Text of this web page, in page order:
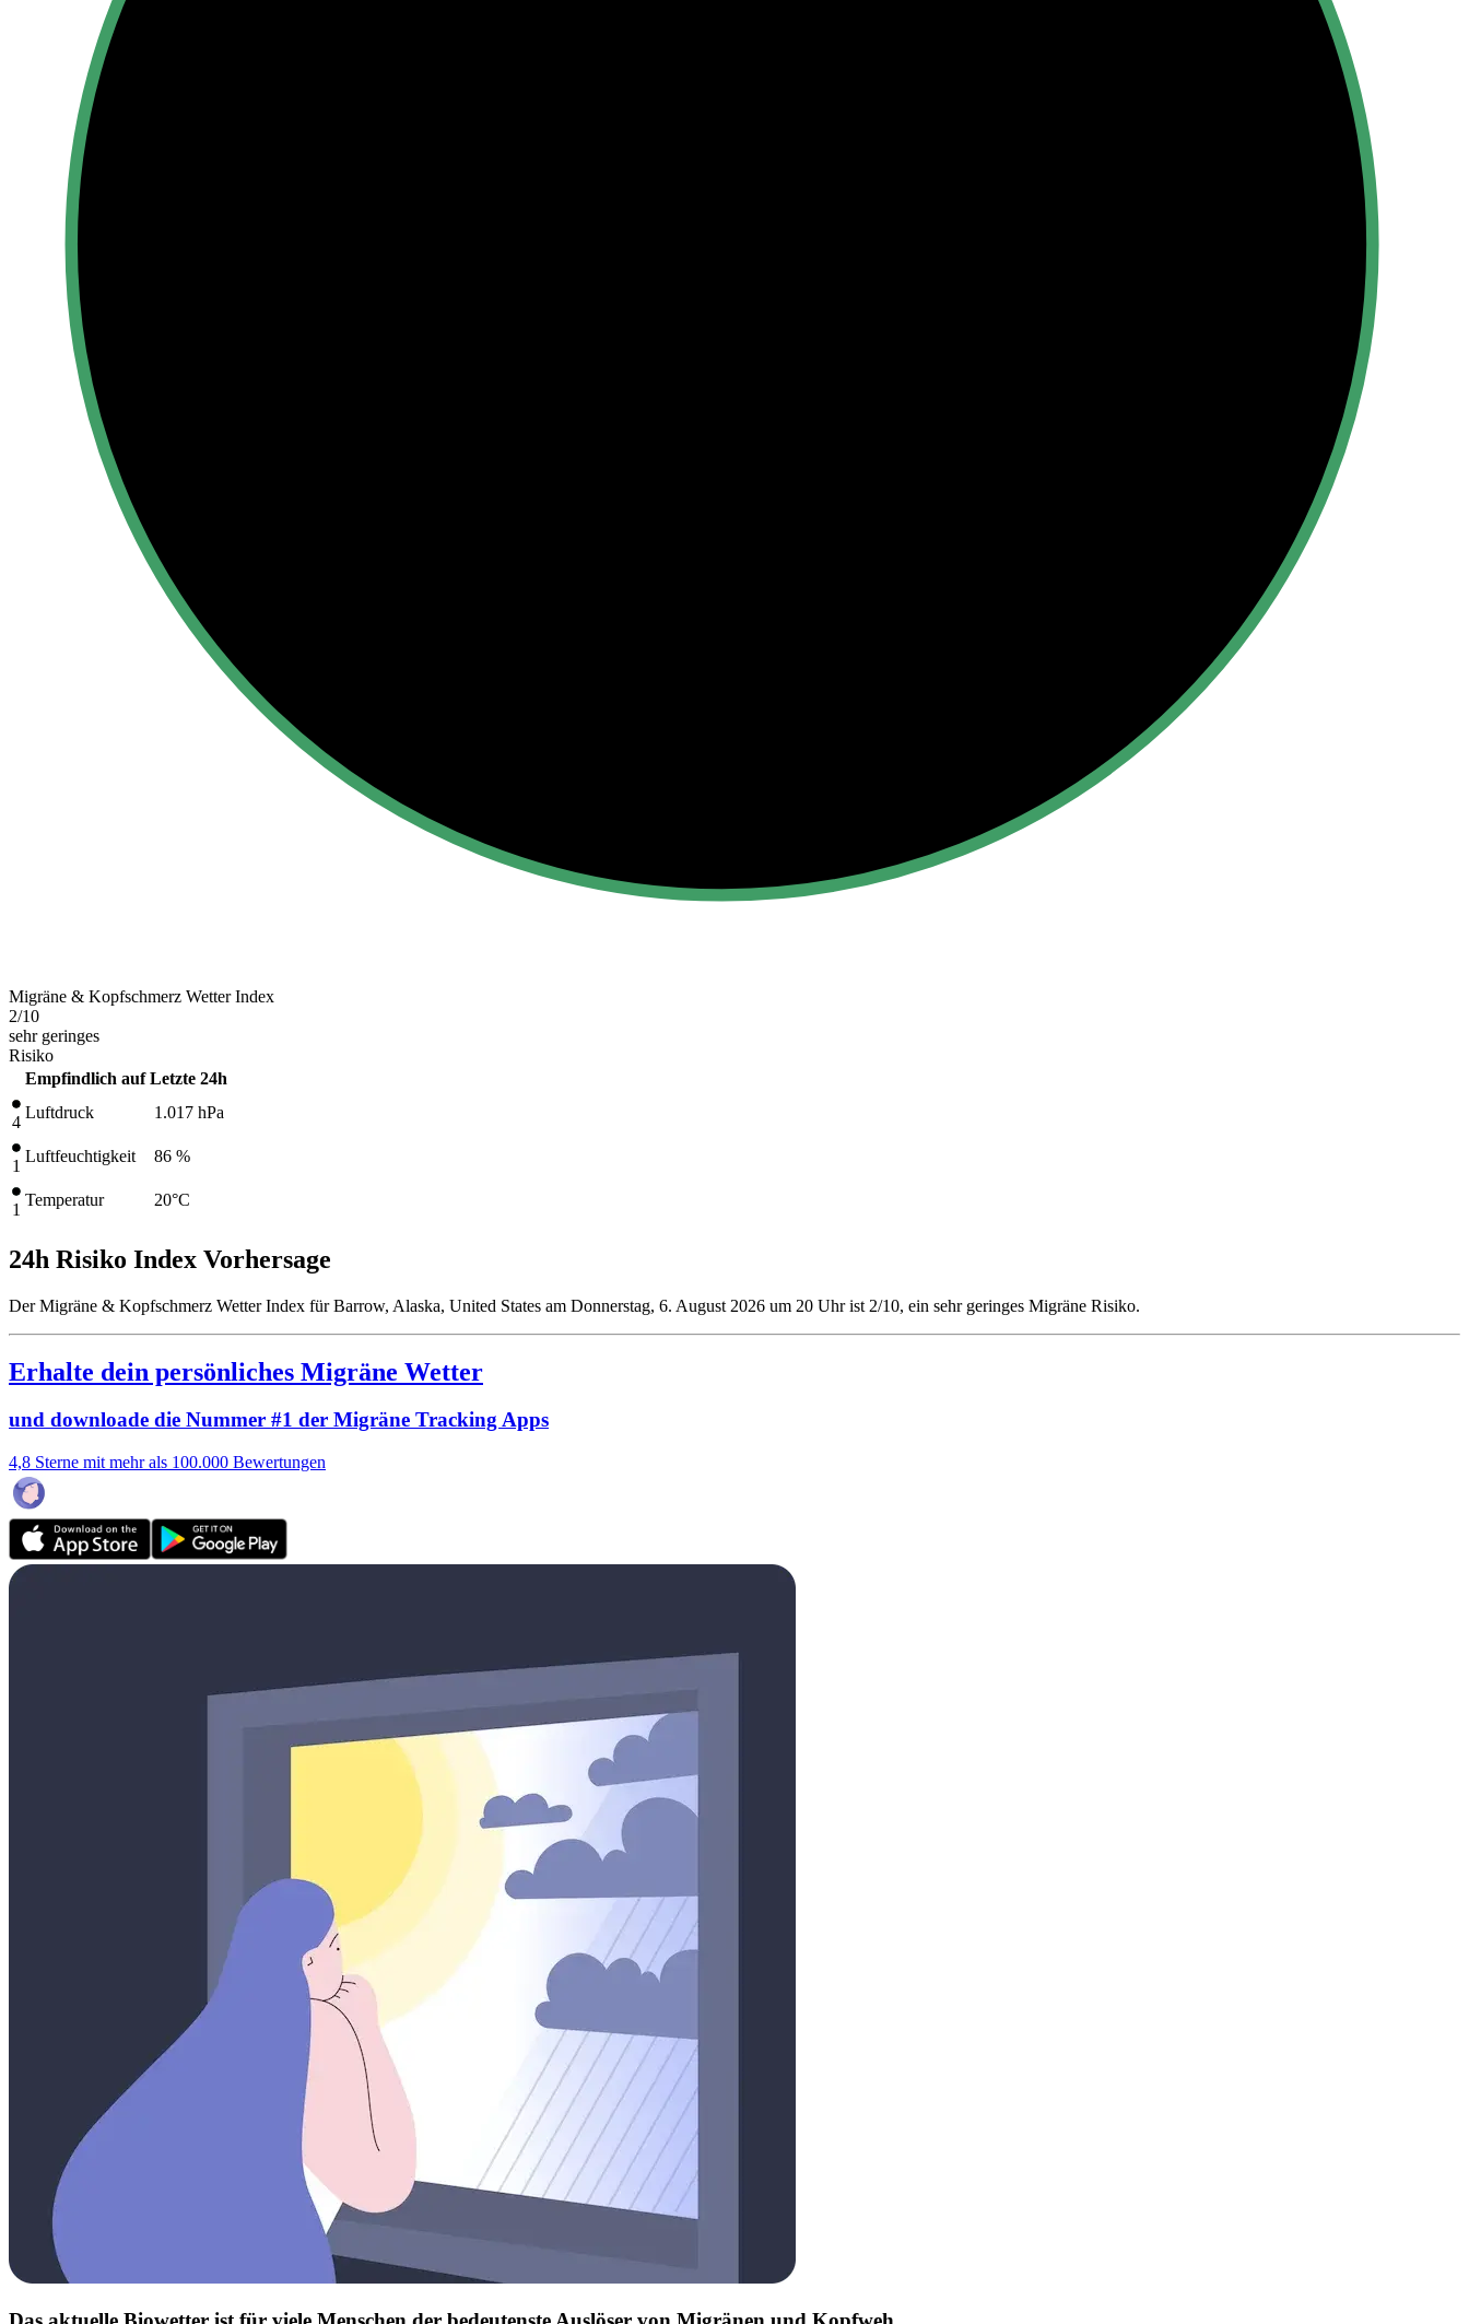
Migräne & Kopfschmerz Wetter Index
2/10
sehr geringes
Risiko
Empfindlich auf Letzte 24h
4
Luftdruck 1.017 hPa
1
Luftfeuchtigkeit 86 %
1
Temperatur 20°C
24h Risiko Index Vorhersage
Der Migräne & Kopfschmerz Wetter Index für Barrow, Alaska, United States am Donnerstag, 6. August 2026 um 20 Uhr ist 2/10, ein sehr geringes Migräne Risiko.
Erhalte dein persönliches Migräne Wetter
und downloade die Nummer #1 der Migräne Tracking Apps
4,8 Sterne mit mehr als 100.000 Bewertungen